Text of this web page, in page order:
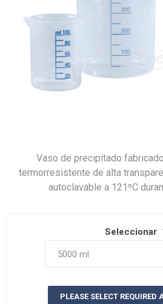
Vaso de precipitado
termorresistente de alta
autoclavable a 121ºC
Seleccionar
PLEASE SELECT REQUIRED